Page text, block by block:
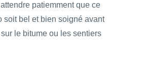
patiemment que ce
soit bel et bien soigné avant
le bitume ou les sentiers